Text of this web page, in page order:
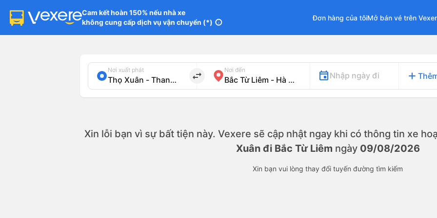
Cam kết hoàn 150% nếu nhà xe
không cung cấp dịch vụ vận chuyển (*) info
Đơn hàng của tôiMở bán vé trên
Nơi xuất phát
import_export
Nơi đến
Nhập ngày đi add
Xin lỗi bạn vì sự bất tiện này. Vexere sẽ cập nhật ngay khi có thông tin xe
Xuân đi Bắc Từ Liêm ngày 09/08/2026
Xin bạn vui lòng thay đổi tuyến đường tìm kiếm